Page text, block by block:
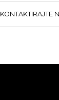
KONTAKTIRAJTE